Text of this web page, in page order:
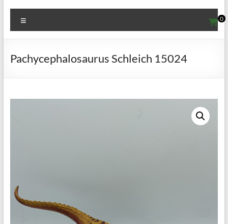
0
Pachycephalosaurus Schleich 15024